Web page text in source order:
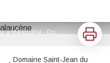
Domaine Saint du Barroux à Malaucène - Domaine Saint Jean du Barroux
Voir l'image en plein écran
Imprimer
Domaine Saint-Jean du